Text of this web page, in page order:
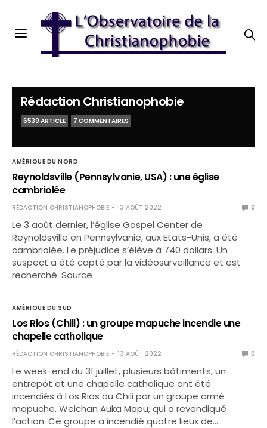
Rédaction Christianophobie
6539 ARTICLE 7 COMMENTAIRES
AMÉRIQUE DU NORD
Reynoldsville (Pennsylvanie, USA) : une église
cambriolée
RÉDACTION CHRISTIANOPHOBIE 13 AOÛT 2022 0
Le 3 août dernier, l’église Gospel Center de
Reynoldsville en Pennsylvanie, aux Etats-Unis, a été
cambriolée. Le préjudice s’élève à 740 dollars. Un
suspect a été capté par la vidéosurveillance et est
recherché. Source
AMÉRIQUE DU SUD
Los Rios (Chili) : un groupe mapuche incendie une
chapelle catholique
RÉDACTION CHRISTIANOPHOBIE 13 AOÛT 2022 0
Le week-end du 31 juillet, plusieurs bâtiments, un
entrepôt et une chapelle catholique ont été
incendiés à Los Rios au Chili par un groupe armé
mapuche, Weichan Auka Mapu, qui a revendiqué
l’action. Ce groupe a incendié quatre lieux de…